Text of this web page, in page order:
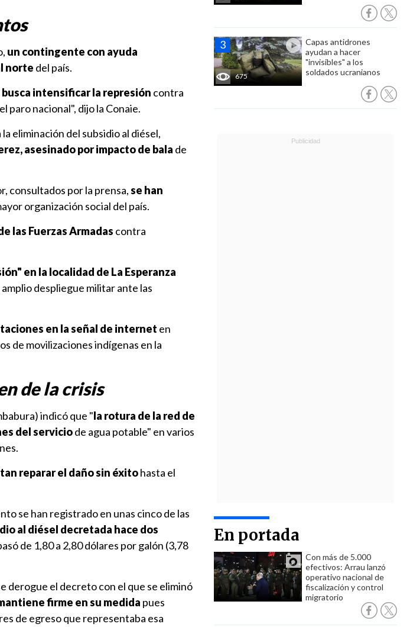
675
Capas antidrones
ayudan a hacer
"invisibles" a los
soldados ucranianos
En portada
Con más de 5.000
efectivos: Arrau lanzó
operativo nacional de
fiscalización y control
migratorio
un contingente con ayuda
norte del país.
intensificar la represión contra
paro nacional", dijo la Conaie.
eliminación del subsidio al diésel,
asesinado por impacto de bala de
consultados por la prensa,se han
organización social del país.
las Fuerzas Armadas contra
en la localidad de La Esperanza
despliegue militar ante las
en la señal de internet en
de movilizaciones indígenas en la
de la crisis
indicó que "la rotura de la red de
del serviciode agua potable" en varios
reparar el daño sin éxitohasta el
se han registrado en unas cinco de las
al diésel decretada hace dos
de 1,80 a 2,80 dólares por galón (3,78
derogue el decreto con el que se eliminó
firme en su medida pues
de egreso que representaba esa